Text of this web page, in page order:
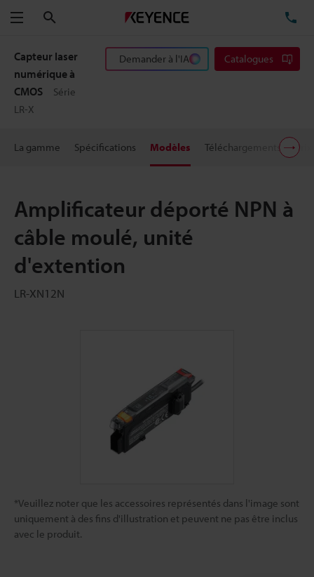
Menu
Capteur laser
numérique à
CMOS
Série
LR-X
Demander à l'IA Catalogues
La gamme Spécifications Modèles Téléchargements Prix
Amplificateur déporté NPN à
câble moulé, unité
d'extention
LR-XN12N
*Veuillez noter que les accessoires représentés dans l'image sont
uniquement à des fins d'illustration et peuvent ne pas être inclus
avec le produit.